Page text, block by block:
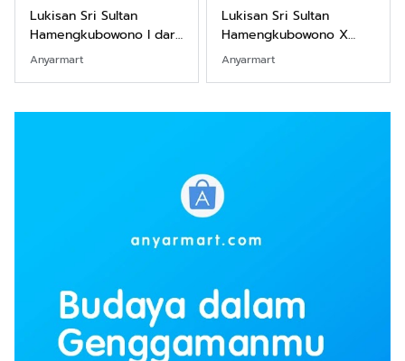
Lukisan Sri Sultan
Hamengkubowono I dari
Kopi Karya Rudi Winarso
Anyarmart
Lukisan Sri Sultan
Hamengkubowono X
dari Kopi Karya Rudi
Anyarmart